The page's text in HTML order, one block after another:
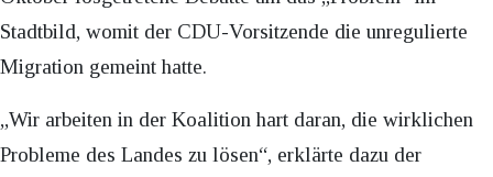
Stadtbild, womit der CDU-Vorsitzende die unregulierte
Migration gemeint hatte.
„Wir arbeiten in der Koalition hart daran, die wirklichen
Probleme des Landes zu lösen“, erklärte dazu der